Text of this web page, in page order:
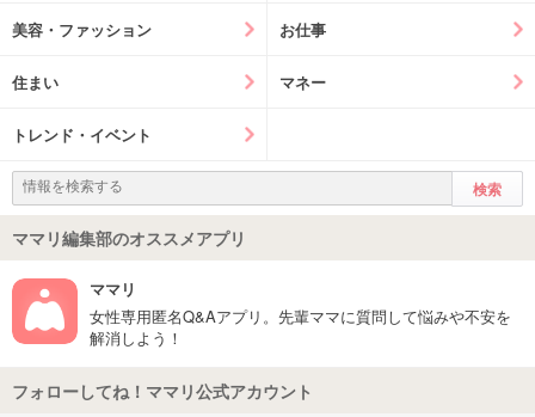
美容・ファッション お仕事
住まい マネー
トレンド・イベント
ママリ編集部のオススメアプリ
ママリ
女性専用匿名Q&Aアプリ。先輩ママに質問して悩みや不安を
解消しよう！
フォローしてね！ママリ公式アカウント